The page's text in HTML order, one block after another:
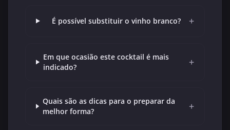
É possível substituir o vinho branco? +
Em que ocasião este cocktail é mais
indicado?
+
Quais são as dicas para o preparar da
melhor forma?
+